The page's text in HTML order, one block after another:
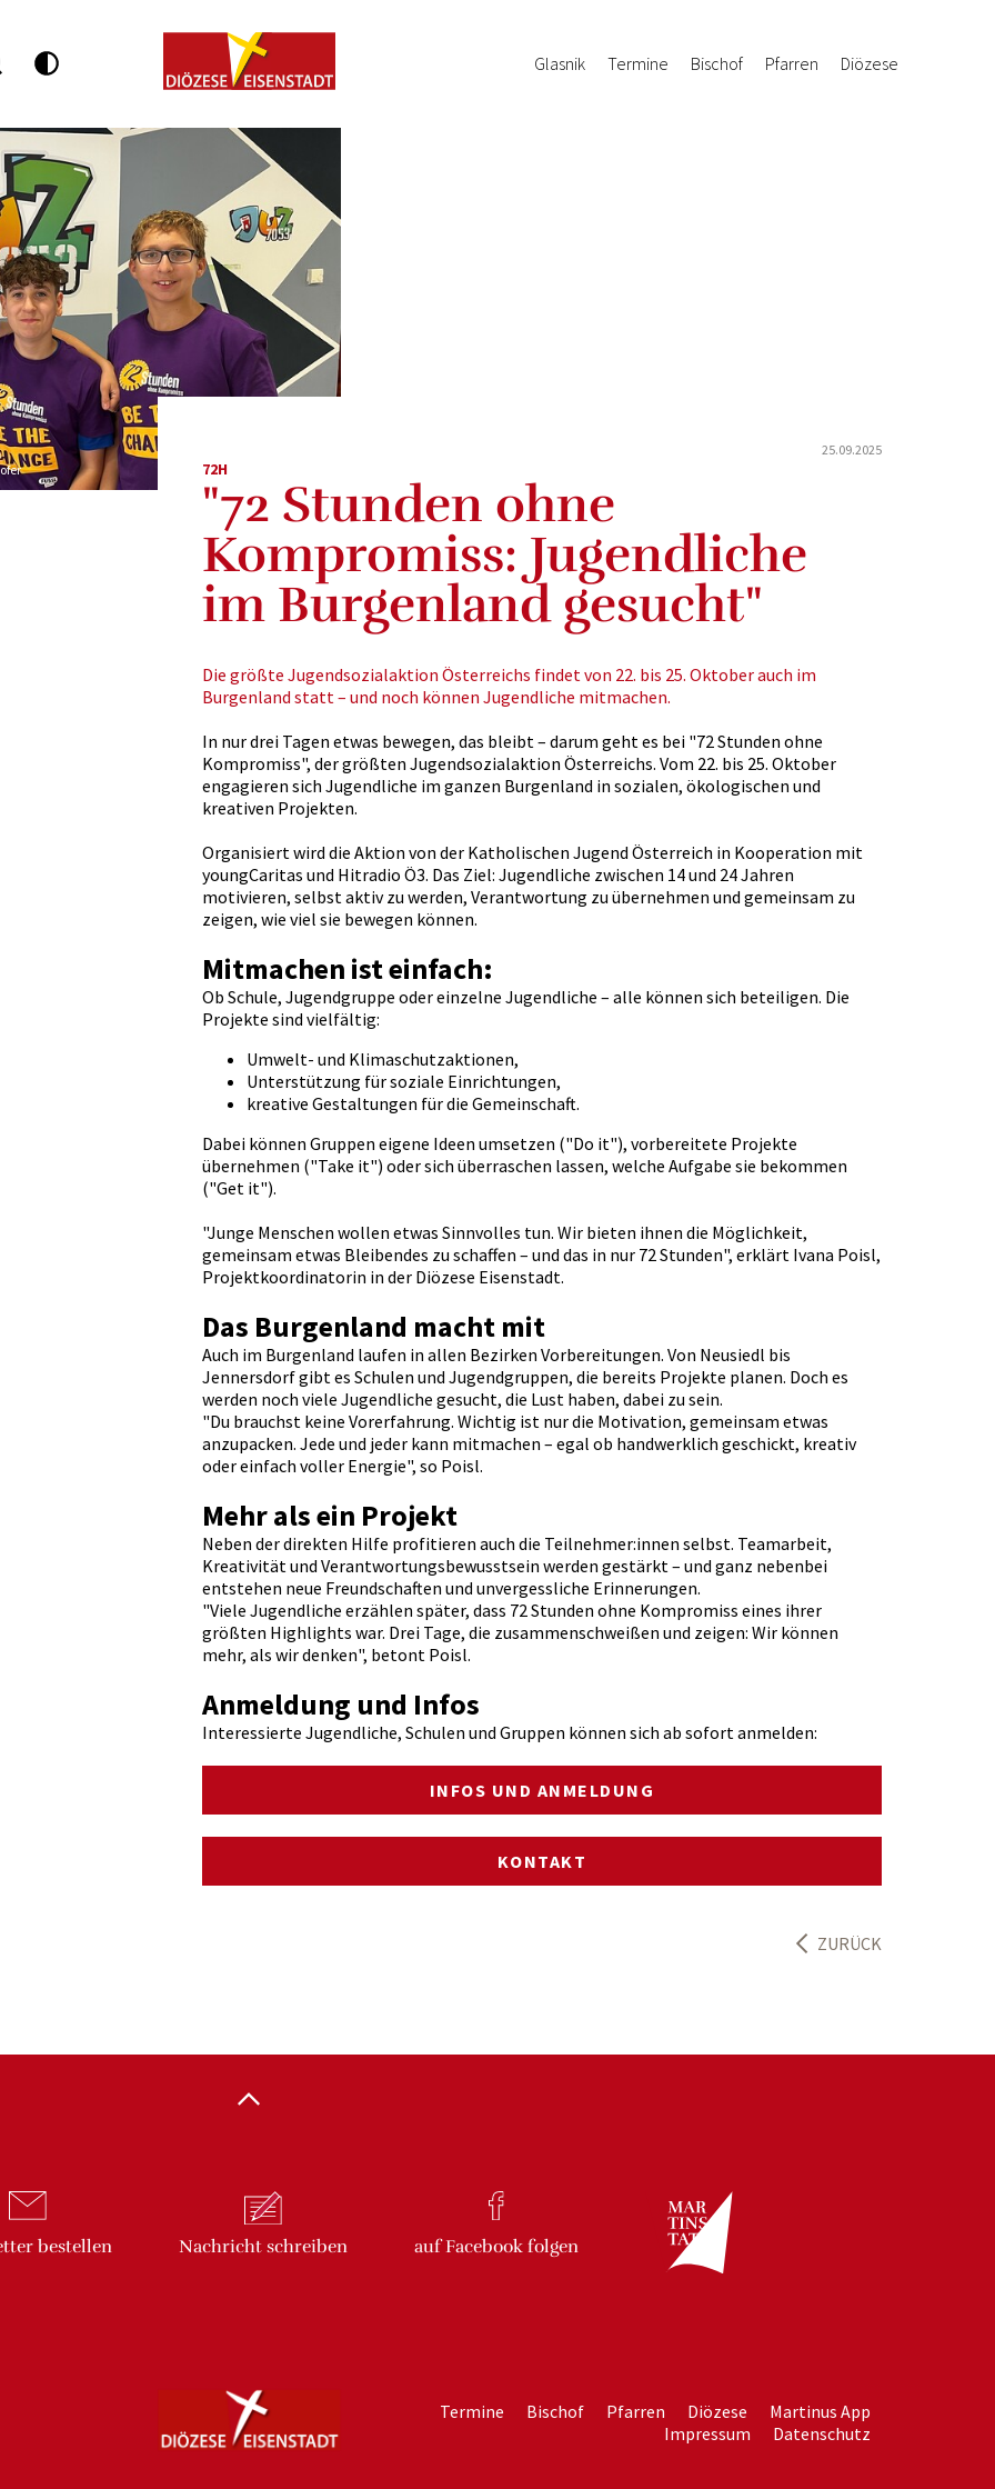
Glasnik Termine Bischof Pfarren Diözese
25.09.2025
72H
"72 Stunden ohne
Kompromiss: Jugendliche
im Burgenland gesucht"
Die größte Jugendsozialaktion Österreichs findet von 22. bis 25. Oktober auch im
Burgenland statt – und noch können Jugendliche mitmachen.
In nur drei Tagen etwas bewegen, das bleibt – darum geht es bei "72 Stunden ohne
Kompromiss", der größten Jugendsozialaktion Österreichs. Vom 22. bis 25. Oktober
engagieren sich Jugendliche im ganzen Burgenland in sozialen, ökologischen und
kreativen Projekten.
Organisiert wird die Aktion von der Katholischen Jugend Österreich in Kooperation mit
youngCaritas und Hitradio Ö3. Das Ziel: Jugendliche zwischen 14 und 24 Jahren
motivieren, selbst aktiv zu werden, Verantwortung zu übernehmen und gemeinsam zu
zeigen, wie viel sie bewegen können.
Mitmachen ist einfach:
Ob Schule, Jugendgruppe oder einzelne Jugendliche – alle können sich beteiligen. Die
Projekte sind vielfältig:
Umwelt- und Klimaschutzaktionen,
Unterstützung für soziale Einrichtungen,
kreative Gestaltungen für die Gemeinschaft.
Dabei können Gruppen eigene Ideen umsetzen ("Do it"), vorbereitete Projekte
übernehmen ("Take it") oder sich überraschen lassen, welche Aufgabe sie bekommen
("Get it").
"Junge Menschen wollen etwas Sinnvolles tun. Wir bieten ihnen die Möglichkeit,
gemeinsam etwas Bleibendes zu schaffen – und das in nur 72 Stunden", erklärt Ivana Poisl,
Projektkoordinatorin in der Diözese Eisenstadt.
Das Burgenland macht mit
Auch im Burgenland laufen in allen Bezirken Vorbereitungen. Von Neusiedl bis
Jennersdorf gibt es Schulen und Jugendgruppen, die bereits Projekte planen. Doch es
werden noch viele Jugendliche gesucht, die Lust haben, dabei zu sein.
"Du brauchst keine Vorerfahrung. Wichtig ist nur die Motivation, gemeinsam etwas
anzupacken. Jede und jeder kann mitmachen – egal ob handwerklich geschickt, kreativ
oder einfach voller Energie", so Poisl.
Mehr als ein Projekt
Neben der direkten Hilfe profitieren auch die Teilnehmer:innen selbst. Teamarbeit,
Kreativität und Verantwortungsbewusstsein werden gestärkt – und ganz nebenbei
entstehen neue Freundschaften und unvergessliche Erinnerungen.
"Viele Jugendliche erzählen später, dass 72 Stunden ohne Kompromiss eines ihrer
größten Highlights war. Drei Tage, die zusammenschweißen und zeigen: Wir können
mehr, als wir denken", betont Poisl.
Anmeldung und Infos
Interessierte Jugendliche, Schulen und Gruppen können sich ab sofort anmelden:
INFOS UND ANMELDUNG
KONTAKT
ZURÜCK
bestellen Nachricht schreiben auf Facebook folgen
Termine Bischof Pfarren Diözese
Martinus App
Impressum
Datenschutz